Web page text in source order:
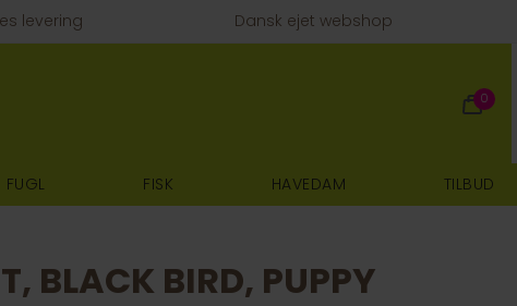
levering Dansk ejet webshop
0
FUGL FISK HAVEDAM TILBUD
BLACK BIRD, PUPPY